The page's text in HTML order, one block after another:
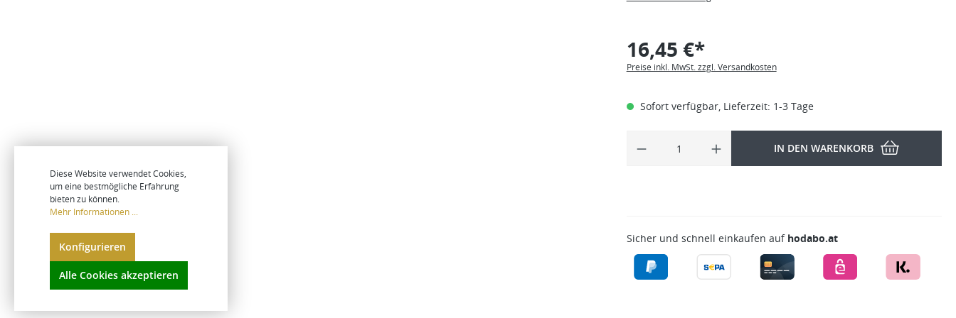
16,45 €*
Preise inkl. MwSt. zzgl. Versandkosten
Sofort verfügbar, Lieferzeit: 1-3 Tage
IN DEN WARENKORB
Sicher und schnell einkaufen auf hodabo.at
Diese Website verwendet Cookies,
um eine bestmögliche Erfahrung
bieten zu können.
Mehr Informationen ...
Konfigurieren
Alle Cookies akzeptieren